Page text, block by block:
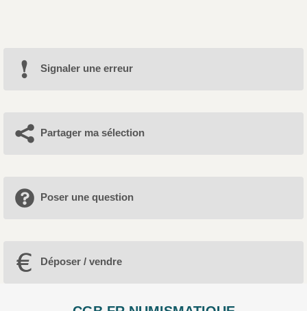
Signaler une erreur
Partager ma sélection
Poser une question
Déposer / vendre